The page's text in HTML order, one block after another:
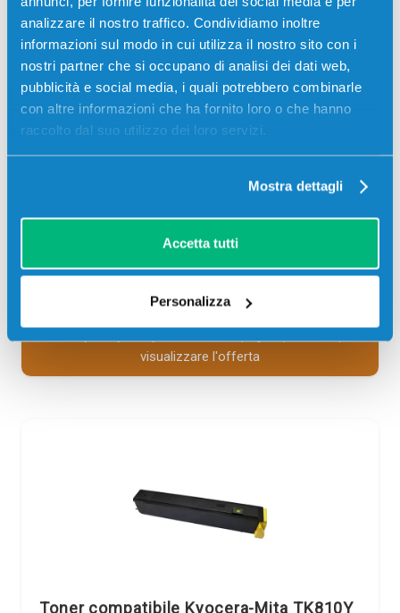
analizzare il nostro traffico. Condividiamo inoltre
informazioni sul modo in cui utilizza il nostro sito con i
nostri partner che si occupano di analisi dei dati web,
pubblicità e social media, i quali potrebbero combinarle
con altre informazioni che ha fornito loro o che hanno
raccolto dal suo utilizzo dei loro servizi.
Mostra dettagli
Accetta tutti
Personalizza
Codice:
Toner compatibile Kyocera-Mita TK810M 370PC4KL
FS-C8026
41,50€
CONSEGNA IN 3-5 GIORNI
SCADE TRA:
ore min
visualizzare l'offerta
Toner compatibile Kyocera-Mita TK810Y